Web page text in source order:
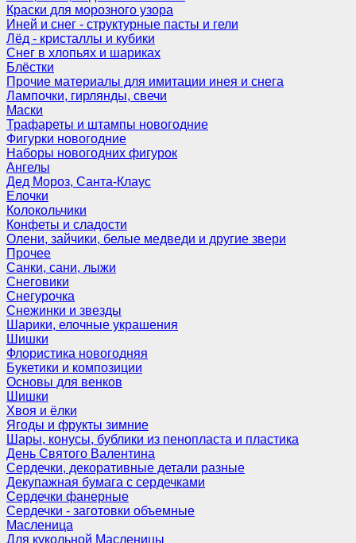
Краски для морозного узора
Иней и снег - структурные пасты и гели
Лёд - кристаллы и кубики
Снег в хлопьях и шариках
Блёстки
Прочие материалы для имитации инея и снега
Лампочки, гирлянды, свечи
Маски
Трафареты и штампы новогодние
Фигурки новогодние
Наборы новогодних фигурок
Ангелы
Дед Мороз, Санта-Клаус
Елочки
Колокольчики
Конфеты и сладости
Олени, зайчики, белые медведи и другие звери
Прочее
Санки, сани, лыжи
Снеговики
Снегурочка
Снежинки и звезды
Шарики, елочные украшения
Шишки
Флористика новогодняя
Букетики и композиции
Основы для венков
Шишки
Хвоя и ёлки
Ягоды и фрукты зимние
Шары, конусы, бублики из пенопласта и пластика
День Святого Валентина
Сердечки, декоративные детали разные
Декупажная бумага с сердечками
Сердечки фанерные
Сердечки - заготовки объемные
Масленица
Для кукольной Масленицы